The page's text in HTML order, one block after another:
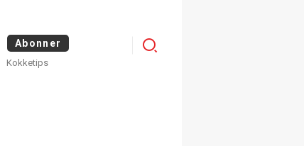
Abonner
Kokketips
Menu